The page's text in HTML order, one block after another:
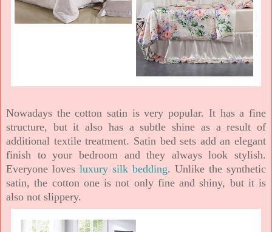
Nowadays the cotton satin is very popular. It has a fine
structure, but it also has a subtle shine as a result of
additional textile treatment. Satin bed sets add an elegant
finish to your bedroom and they always look stylish.
Everyone loves luxury silk bedding. Unlike the synthetic
satin, the cotton one is not only fine and shiny, but it is
also not slippery.